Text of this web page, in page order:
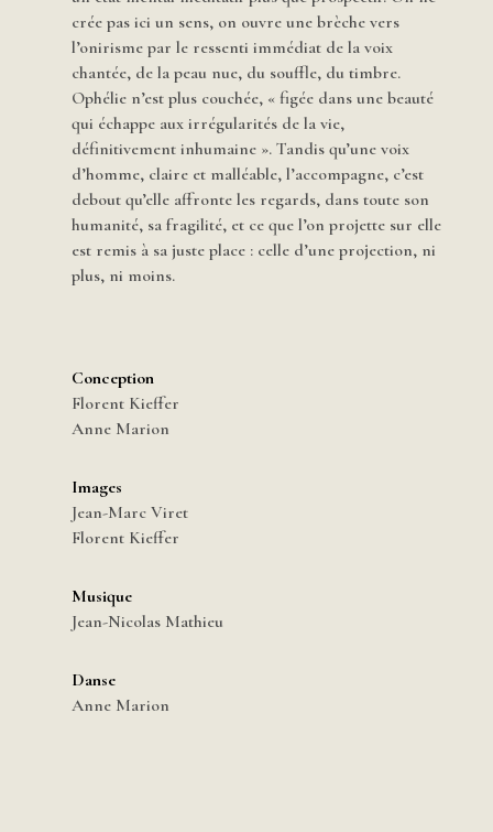
crée pas ici un sens, on ouvre une brèche vers
l’onirisme par le ressenti immédiat de la voix
chantée, de la peau nue, du souffle, du timbre.
Ophélie n’est plus couchée, « figée dans une beauté
qui échappe aux irrégularités de la vie,
définitivement inhumaine ». Tandis qu’une voix
d’homme, claire et malléable, l’accompagne, c’est
debout qu’elle affronte les regards, dans toute son
humanité, sa fragilité, et ce que l’on projette sur elle
est remis à sa juste place : celle d’une projection, ni
plus, ni moins.
Conception
Florent Kieffer
Anne Marion
Images
Jean-Marc Viret
Florent Kieffer
Musique
Jean-Nicolas Mathieu
Danse
Anne Marion